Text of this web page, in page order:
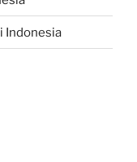
Indonesia